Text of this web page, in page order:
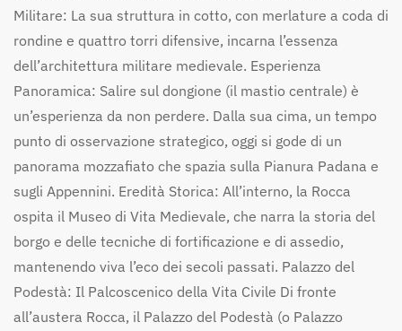
Militare: La sua struttura in cotto, con merlature a coda di
rondine e quattro torri difensive, incarna l’essenza
dell’architettura militare medievale. Esperienza
Panoramica: Salire sul dongione (il mastio centrale) è
un’esperienza da non perdere. Dalla sua cima, un tempo
punto di osservazione strategico, oggi si gode di un
panorama mozzafiato che spazia sulla Pianura Padana e
sugli Appennini. Eredità Storica: All’interno, la Rocca
ospita il Museo di Vita Medievale, che narra la storia del
borgo e delle tecniche di fortificazione e di assedio,
mantenendo viva l’eco dei secoli passati. Palazzo del
Podestà: Il Palcoscenico della Vita Civile Di fronte
all’austera Rocca, il Palazzo del Podestà (o Palazzo